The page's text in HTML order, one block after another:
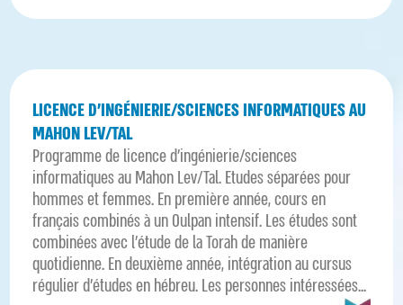
LICENCE D’INGÉNIERIE/SCIENCES INFORMATIQUES AU
MAHON LEV/TAL
Programme de licence d'ingénierie/sciences
informatiques au Mahon Lev/Tal. Etudes séparées pour
hommes et femmes. En première année, cours en
français combinés à un Oulpan intensif. Les études sont
combinées avec l'étude de la Torah de manière
quotidienne. En deuxième année, intégration au cursus
régulier d’études en hébreu. Les personnes intéressées...